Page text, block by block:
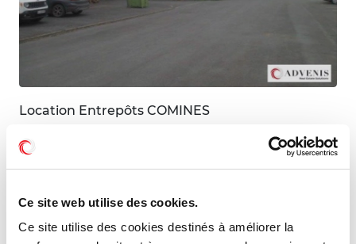
Ce site web utilise des cookies.
Ce site utilise des cookies destinés à améliorer la
Location Entrepôts COMINES